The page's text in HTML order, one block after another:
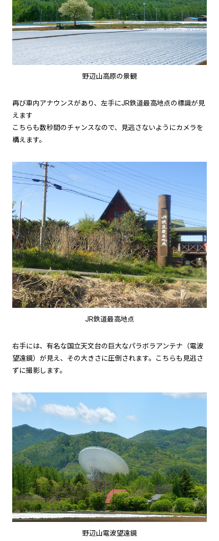
野辺山高原の景観
再び車内アナウンスがあり、左手にJR鉄道最高地点の標識が見
えます
こちらも数秒間のチャンスなので、見逃さないようにカメラを
構えます。
JR鉄道最高地点
右手には、有名な国立天文台の巨大なパラボラアンテナ（電波
望遠鏡）が見え、その大きさに圧倒されます。こちらも見逃さ
ずに撮影します。
野辺山電波望遠鏡